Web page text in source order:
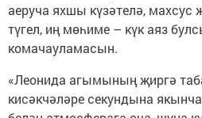
аеруча яхшы күзәтелә, махсус
түгел, иң мөһиме – күк аяз
комачауламасын.
«Леонида агымының җиргә
кисәкчәләре секундына